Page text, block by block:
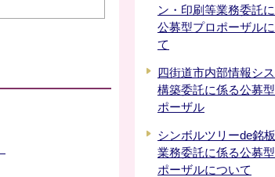
ン・印刷等業務委託
公募型プロポーザル
て
四街道市内部情報シ
構築委託に係る公募
ポーザル
シンボルツリーde銘
業務委託に係る公募
ポーザルについて